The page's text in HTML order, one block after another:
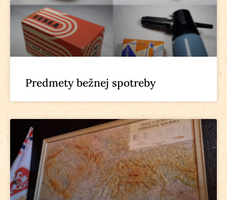
Predmety bežnej spotreby